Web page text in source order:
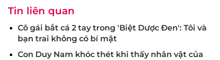
Tin liên quan
Cô gái bắt cá 2 tay trong 'Biệt Dược Đen': Tôi và
bạn trai không có bí mật
Con Duy Nam khóc thét khi thấy nhân vật của